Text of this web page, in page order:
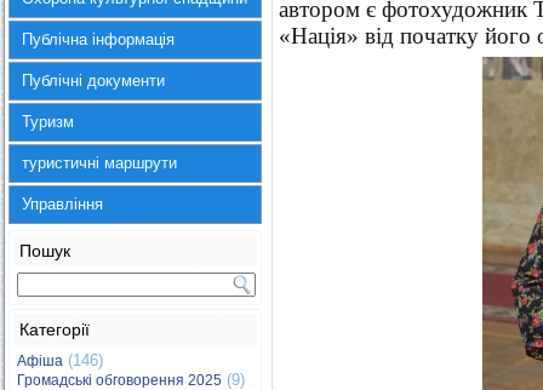
Публічна інформація
Публічні документи
Туризм
туристичні маршрути
Управління
Пошук
Категорії
Афіша (146)
Громадські обговорення 2025 (9)
автором є фотохудожник
«Нація» від початку його